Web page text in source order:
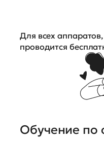
Для всех
проводится
Обучение по